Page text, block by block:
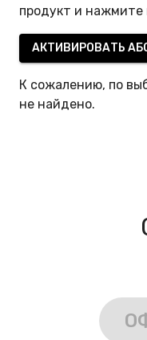
продукт и нажмите
АКТИВИРОВАТЬ
К сожалению, по
не найдено.